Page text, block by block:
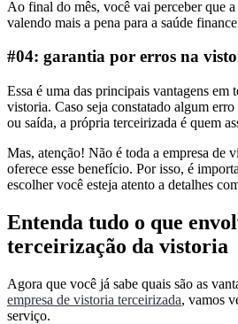
Ao final do mês, você vai perceber que
valendo mais a pena para a saúde
#04: garantia por erros na
Essa é uma das principais vantagens em
vistoria. Caso seja constatado algum
ou saída, a própria terceirizada é quem
Mas, atenção! Não é toda a empresa de
oferece esse benefício. Por isso, é
escolher você esteja atento a detalhes
Entenda tudo o que
terceirização da vistoria
Agora que você já sabe quais são as
empresa de vistoria terceirizada, vamos
serviço.